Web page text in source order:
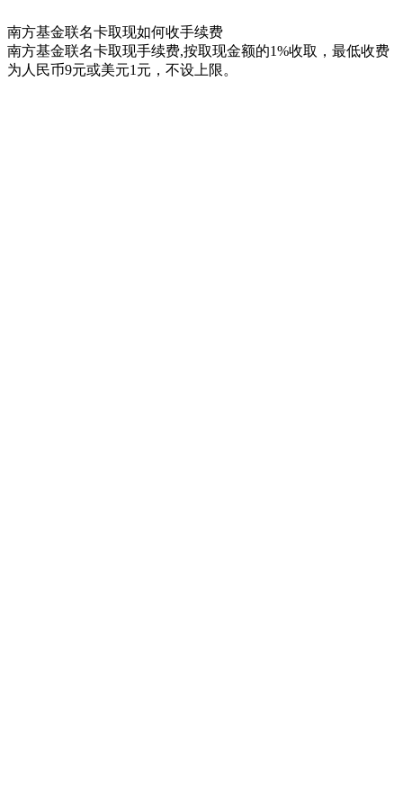
南方基金联名卡取现如何收手续费
南方基金联名卡取现手续费,按取现金额的1%收取，最低收费
为人民币9元或美元1元，不设上限。